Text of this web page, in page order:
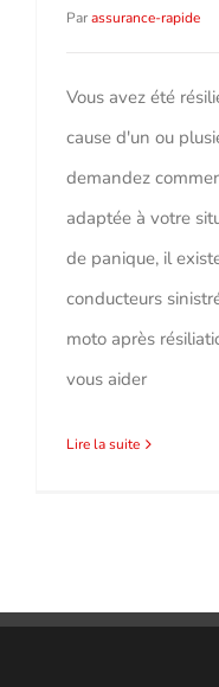
Parassurance-rapide
Vous avez été
cause d'un ou
demandez
adaptée à votre
de panique, il
conducteurs
moto après
vous aider
Lire la suite